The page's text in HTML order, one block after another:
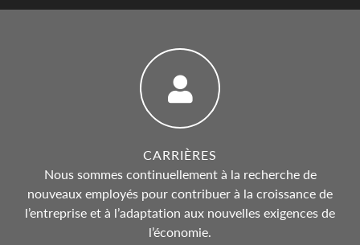
CARRIÈRES
Nous sommes continuellement à la recherche de
nouveaux employés pour contribuer à la croissance de
l’entreprise et à l’adaptation aux nouvelles exigences de
l’économie.